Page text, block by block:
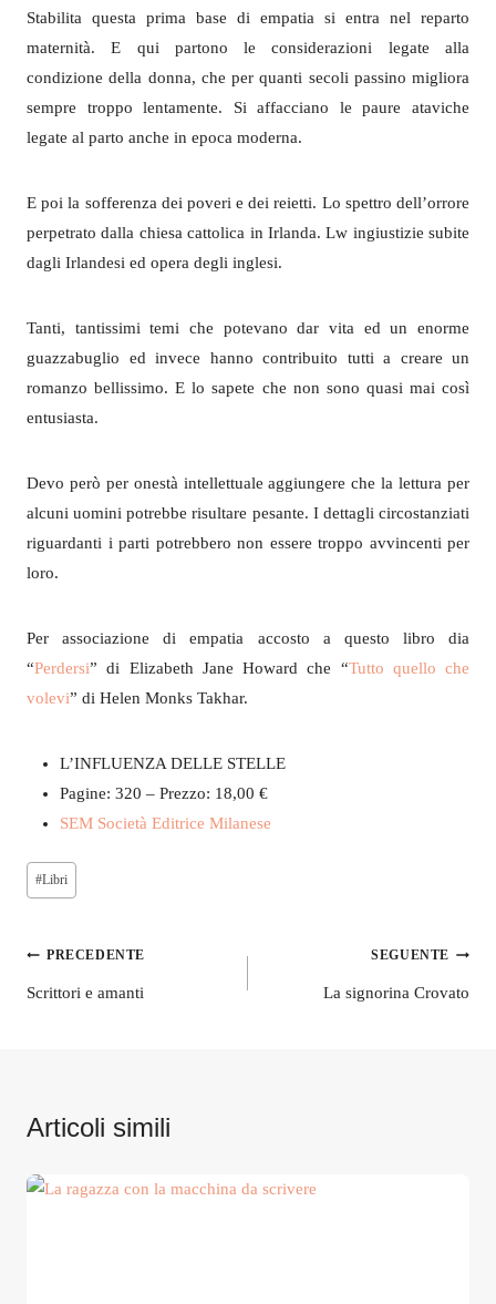
Stabilita questa prima base di empatia si entra nel reparto
maternità. E qui partono le considerazioni legate alla
condizione della donna, che per quanti secoli passino migliora
sempre troppo lentamente. Si affacciano le paure ataviche
legate al parto anche in epoca moderna.
E poi la sofferenza dei poveri e dei reietti. Lo spettro dell’orrore
perpetrato dalla chiesa cattolica in Irlanda. Lw ingiustizie subite
dagli Irlandesi ed opera degli inglesi.
Tanti, tantissimi temi che potevano dar vita ed un enorme
guazzabuglio ed invece hanno contribuito tutti a creare un
romanzo bellissimo. E lo sapete che non sono quasi mai così
entusiasta.
Devo però per onestà intellettuale aggiungere che la lettura per
alcuni uomini potrebbe risultare pesante. I dettagli circostanziati
riguardanti i parti potrebbero non essere troppo avvincenti per
loro.
Per associazione di empatia accosto a questo libro dia
“Perdersi” di Elizabeth Jane Howard che “Tutto quello che
volevi” di Helen Monks Takhar.
L’INFLUENZA DELLE STELLE
Pagine: 320 – Prezzo: 18,00 €
SEM Società Editrice Milanese
Tag
articolo:
#Libri
Navigazione
articoli
PRECEDENTE
Scrittori e amanti
SEGUENTE
La signorina Crovato
Articoli simili